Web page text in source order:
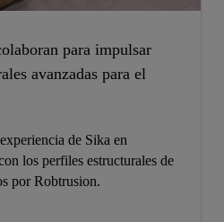
para impulsar
avanzadas para el
de Sika en
los perfiles estructurales de
por Robtrusion.